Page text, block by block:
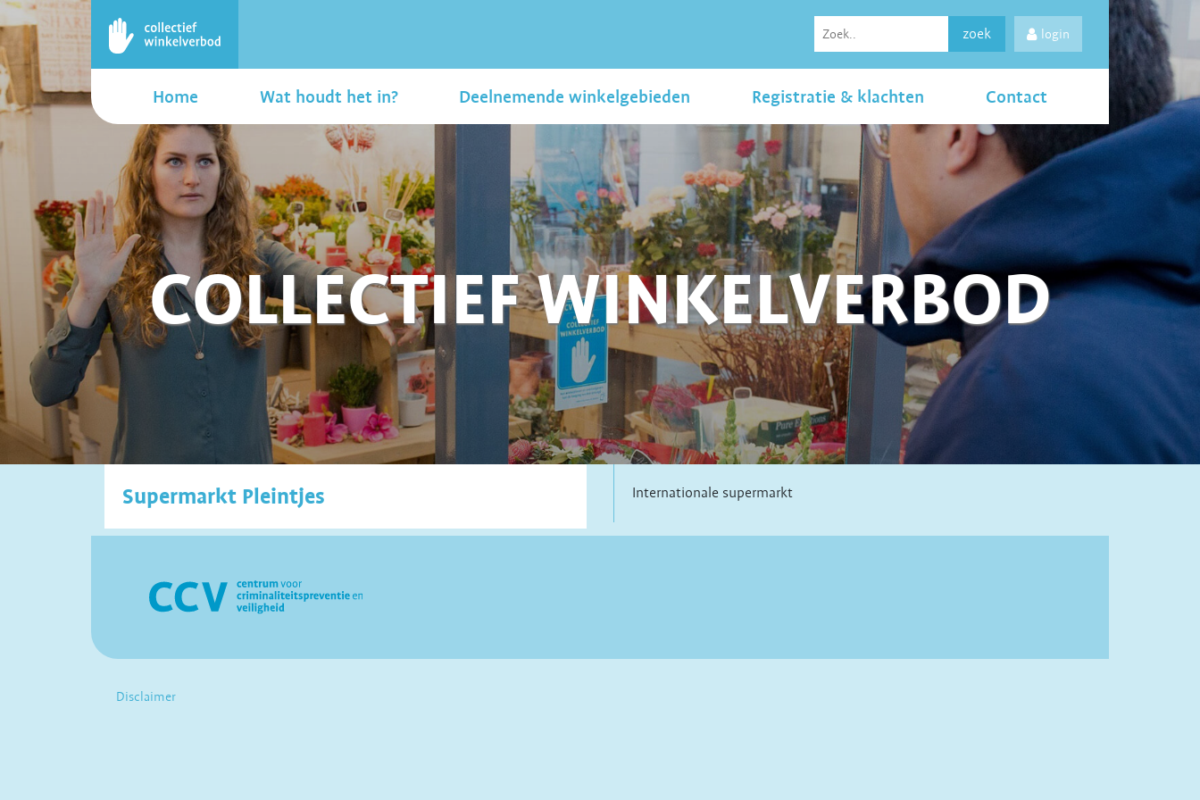
zoek login
Home Wat houdt het in? Deelnemende winkelgebieden Registratie & klachten Contact
COLLECTIEF WINKELVERBOD
Supermarkt Pleintjes Internationale supermarkt
Disclaimer